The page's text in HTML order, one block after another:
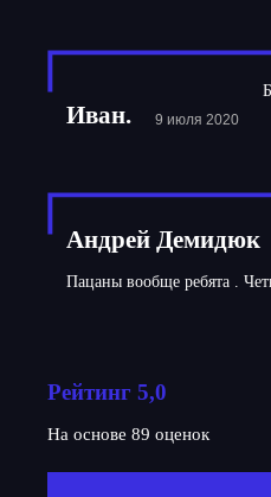
Иван. 9 июля 2020
Андрей Демидюк
Пацаны вообще ребята .
Рейтинг 5,0
На основе 89 оценок